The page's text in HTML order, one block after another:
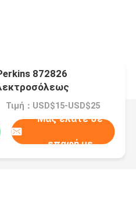
872826
Τιμή：USD$15-USD$25
Μας ελάτε σε
επαφή με